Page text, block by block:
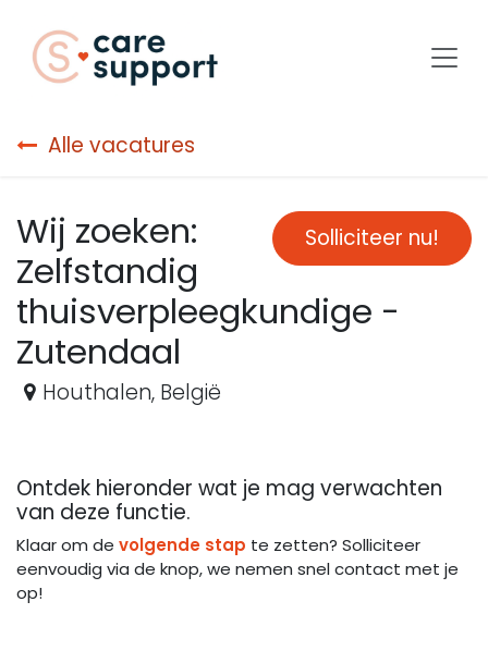
Alle vacatures
Solliciteer nu!
Wij zoeken:
Zelfstandig
thuisverpleegkundige -
Zutendaal
Houthalen, België
Ontdek hieronder wat je mag verwachten
van deze functie.
Klaar om de volgende stap te zetten? Solliciteer
eenvoudig via de knop, we nemen snel contact met je
op!